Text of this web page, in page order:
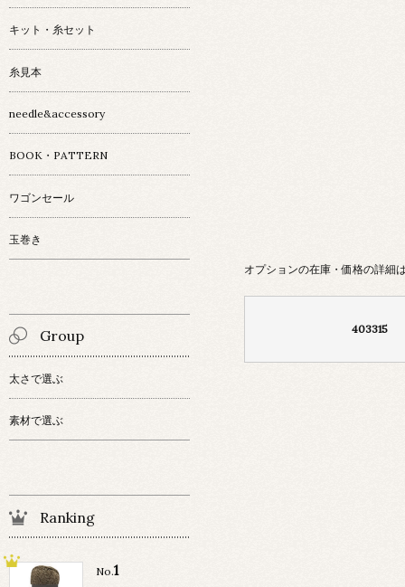
オプションの在庫・価格の詳細
403315
キット・糸セット
糸見本
needle&accessory
BOOK・PATTERN
ワゴンセール
玉巻き
Group
太さで選ぶ
素材で選ぶ
Ranking
No.1